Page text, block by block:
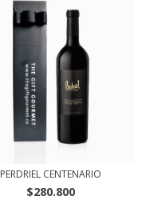
PERDRIEL CENTENARIO
$280.800